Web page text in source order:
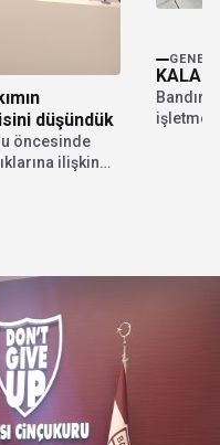
düşündük
öncesinde
ilişkin
GENEL
KALAN